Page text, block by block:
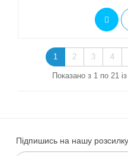
1 2 3 4
Показано з 1 по 21
Підпишись на нашу